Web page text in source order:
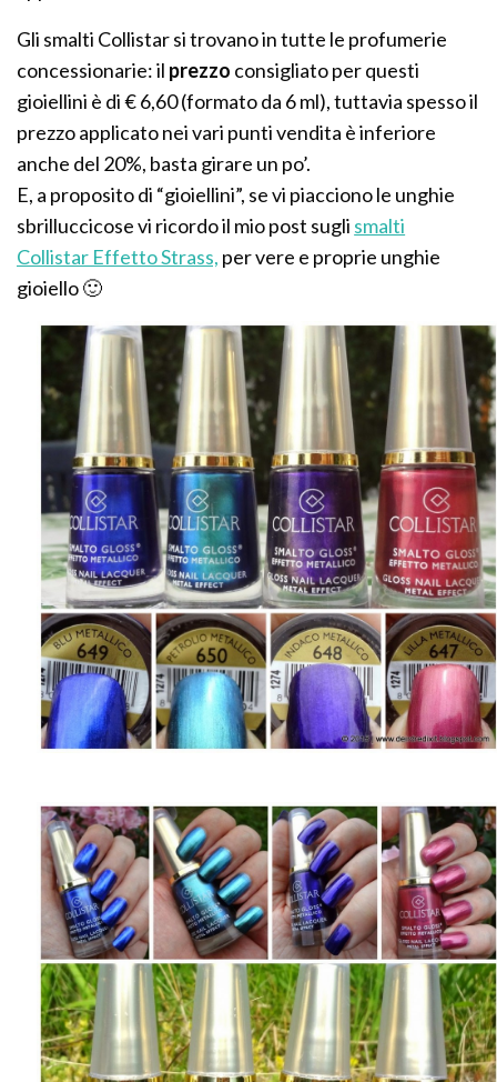
Gli smalti Collistar si trovano in tutte le profumerie
concessionarie: il prezzo consigliato per questi
gioiellini è di € 6,60 (formato da 6 ml), tuttavia spesso il
prezzo applicato nei vari punti vendita è inferiore
anche del 20%, basta girare un po’.
E, a proposito di “gioiellini”, se vi piacciono le unghie
sbrilluccicose vi ricordo il mio post sugli smalti
Collistar Effetto Strass, per vere e proprie unghie
gioiello 🙂